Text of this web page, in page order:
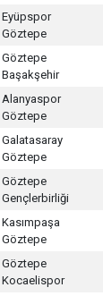
Eyüpspor
Göztepe
Göztepe
Başakşehir
Alanyaspor
Göztepe
Galatasaray
Göztepe
Göztepe
Gençlerbirliği
Kasımpaşa
Göztepe
Göztepe
Kocaelispor